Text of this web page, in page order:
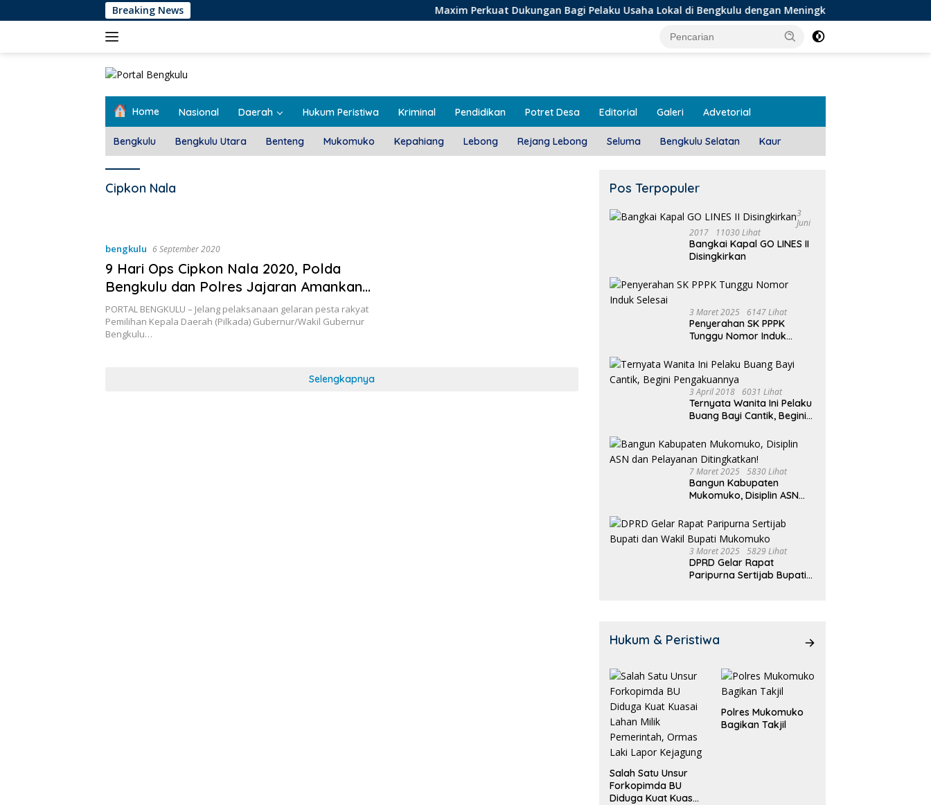
ke
Breaking News Maxim Perkuat Dukungan Bagi Pelaku Usaha Lokal di Bengkulu dengan Meningkatkan Ruang Publik dan
Home Nasional Daerah Hukum Peristiwa Kriminal Pendidikan Potret Desa Editorial Galeri Advetorial
Bengkulu Bengkulu Utara Benteng Mukomuko Kepahiang Lebong Rejang Lebong Seluma Bengkulu Selatan Kaur
Cipkon Nala
bengkulu 6 September 2020
9 Hari Ops Cipkon Nala 2020, Polda
Bengkulu dan Polres Jajaran Amankan
166 Tersangka
PORTAL BENGKULU – Jelang pelaksanaan gelaran pesta rakyat
Pemilihan Kepala Daerah (Pilkada) Gubernur/Wakil Gubernur
Bengkulu…
Selengkapnya
Pos Terpopuler
3
Juni
2017
11030 Lihat
Bangkai Kapal GO LINES II
Disingkirkan
3 Maret 2025 6147 Lihat
Penyerahan SK PPPK
Tunggu Nomor Induk
3 April 2018 6031 Lihat
Ternyata Wanita Ini Pelaku
Buang Bayi Cantik, Begini
7 Maret 2025 5830 Lihat
Bangun Kabupaten
Mukomuko, Disiplin ASN
Ditingkatkan!
3 Maret 2025 5829 Lihat
DPRD Gelar Rapat
Paripurna Sertijab Bupati
Hukum & Peristiwa
Salah Satu Unsur
Forkopimda BU
Diduga Kuat Kuasai
Polres Mukomuko
Bagikan Takjil